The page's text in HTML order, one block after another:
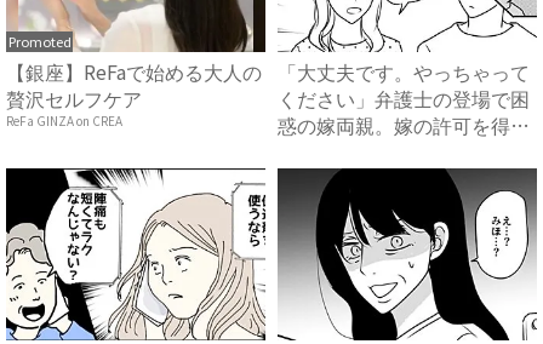
Promoted
【銀座】ReFaで始める大人の
贅沢セルフケア
ReFa GINZA on CREA
「大丈夫です。やっちゃって
ください」弁護士の登場で困
惑の嫁両親。嫁の許可を得た